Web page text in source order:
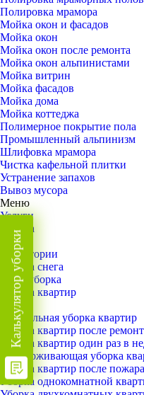
Полировка мрамора
Мойка окон и фасадов
Мойка окон
Мойка окон после ремонта
Мойка окон альпинистами
Мойка витрин
Мойка фасадов
Мойка дома
Мойка коттеджа
Полимерное покрытие пола
Промышленный альпинизм
Шлифовка мрамора
Чистка кафельной плитки
Устранение запахов
Вывоз мусора
Меню
Услуги
Уборка
Назад
Территории
Уборка снега
ВИП-уборка
Уборка квартир
Назад
Генеральная уборка квартир
Уборка квартир после
Уборка квартир один раз в
Поддерживающая уборка
Уборка квартир после пожара
Уборка однокомнатной
Калькулятор уборки